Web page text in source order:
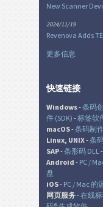
New Scanner
2024/11/19
Revenova Adds
更多信息
快速链接
Windows-条码
件 (SDK) -标签软
macOS-条码制
Linux, UNIX-条
SAP-条形码 DLL -
Android - PC /
盘
iOS- PC / Mac
网页服务-在线